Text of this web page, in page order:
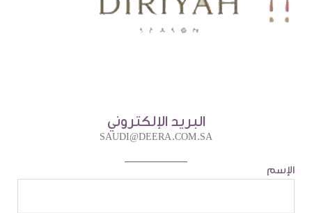
البريد الإلكتروني
SAUDI@DEERA.COM.SA
الإسم